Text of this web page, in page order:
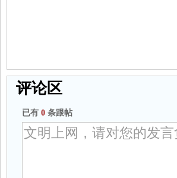
评论区
已有 0 条跟帖